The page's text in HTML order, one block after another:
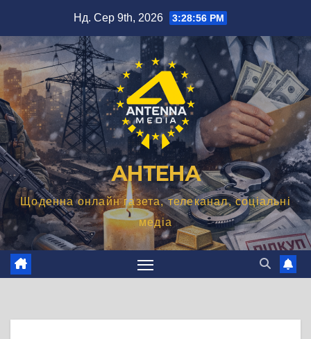
вмісту
Нд. Сер 9th, 2026 3:28:57 PM
АНТЕНА
Щоденна онлайн газета, телеканал, соціальні
медіа